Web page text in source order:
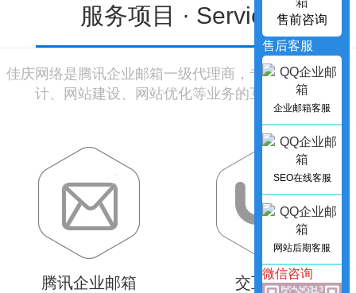
服务项目 · Service
佳庆网络是腾讯企业邮箱一级代理商，专业提供网页设
计、网站建设、网站优化等业务的互联网公司
腾讯企业邮箱 交互设计
售前咨询
售后客服
企业邮箱客服
SEO在线客服
网站后期客服
微信咨询